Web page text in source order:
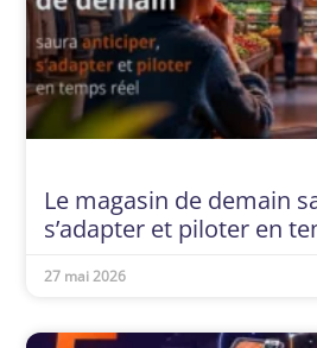
Le magasin de demain
s’adapter et piloter en
27 mai 2026